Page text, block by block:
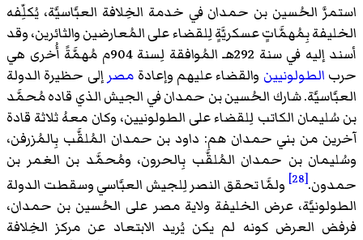
استمرَّ الحُسين بن حمدان في خدمة الخِلافة العبَّاسيَّة، يُكلِّفه
الخليفة بِمُهمَّاتٍ عسكريَّةٍ لِلقضاء على المُعارضين والثائرين، وقد
أسند إليه في سنة 292هـ المُوافقة لِسنة 904م مُهمَّةً أُخرى هي
حرب الطولونيين والقضاء عليهم وإعادة مصر إلى حظيرة الدولة
العبَّاسيَّة. شارك الحُسين بن حمدان في الجيش الذي قاده مُحمَّد
بن سُليمان الكاتب لِلقضاء على الطولونيين، وكان معهُ ثلاثة قادة
آخرين من بني حمدان هم: داود بن حمدان المُلقَّب بِالمُزرفن،
وسُليمان بن حمدان المُلقَّب بِالحرون، ومُحمَّد بن الغمر بن
حمدون.[28]
ولمَّا تحقق النصر لِلجيش العبَّاسي وسقطت الدولة
الطولونيَّة، عرض الخليفة ولاية مصر على الحُسين بن حمدان،
فرفض العرض كونه لم يكن يُريد الابتعاد عن مركز الخِلافة